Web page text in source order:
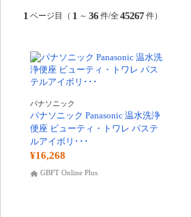
1 ページ目（ 1 ～ 36 件/全45267 件）
パナソニック
パナソニック Panasonic 温水洗浄
便座 ビューティ・トワレ パステ
ルアイボリ･･･
¥16,268
GBFT Online Plus